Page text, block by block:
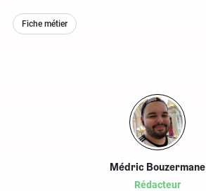
Médric Bouzermane
Rédacteur
Fiche métier